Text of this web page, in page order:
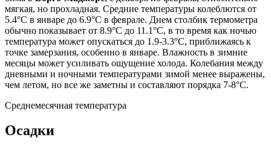
мягкая, но прохладная. Средние температуры колеблются от
5.4°C в январе до 6.9°C в феврале. Днем столбик термометра
обычно показывает от 8.9°C до 11.1°C, в то время как ночью
температура может опускаться до 1.9-3.3°C, приближаясь к
точке замерзания, особенно в январе. Влажность в зимние
месяцы может усиливать ощущение холода. Колебания между
дневными и ночными температурами зимой менее выражены,
чем летом, но все же заметны и составляют порядка 7-8°C.
Среднемесячная температура
Осадки